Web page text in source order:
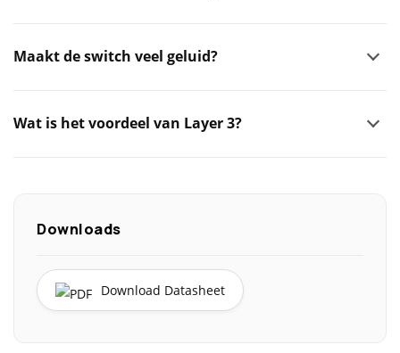
Maakt de switch veel geluid?
Wat is het voordeel van Layer 3?
Downloads
Download Datasheet